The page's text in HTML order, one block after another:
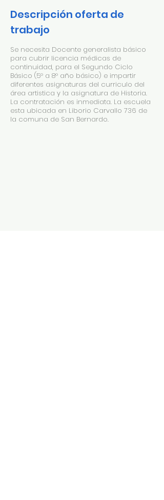
Descripción oferta de
trabajo
Se necesita Docente generalista básico
para cubrir licencia médicas de
continuidad, para el Segundo Ciclo
Básico (5° a 8° año básico) e impartir
diferentes asignaturas del curriculo del
área artistica y la asignatura de Historia.
La contratación es inmediata. La escuela
esta ubicada en Liborio Carvallo 736 de
la comuna de San Bernardo.